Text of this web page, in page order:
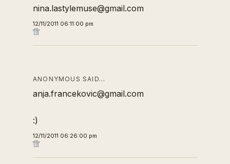
nina.lastylemuse@gmail.com
12/11/2011 06:11:00 pm
ANONYMOUS SAID…
anja.francekovic@gmail.com
:)
12/11/2011 06:26:00 pm